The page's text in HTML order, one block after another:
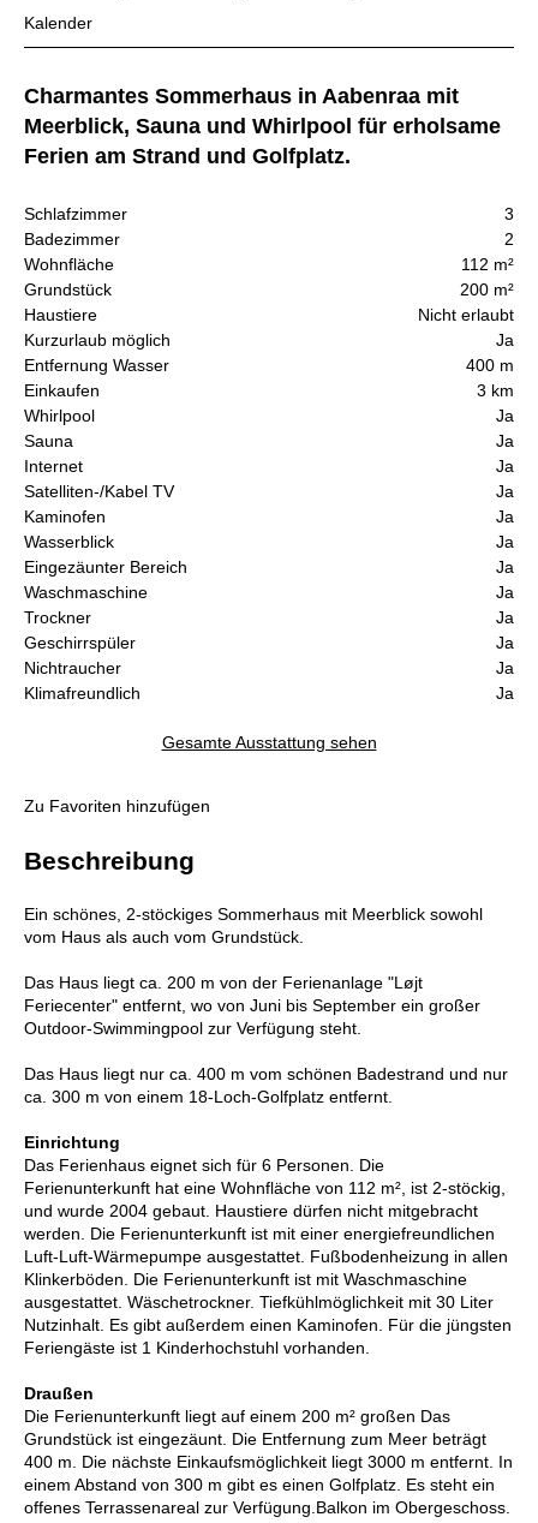
Kalender
Charmantes Sommerhaus in Aabenraa mit
Meerblick, Sauna und Whirlpool für erholsame
Ferien am Strand und Golfplatz.
Schlafzimmer
3
Badezimmer
2
Wohnfläche
112 m²
Grundstück
200 m²
Haustiere
Nicht erlaubt
Kurzurlaub möglich
Ja
Entfernung Wasser
400 m
Einkaufen
3 km
Whirlpool
Ja
Sauna
Ja
Internet
Ja
Satelliten-/Kabel TV
Ja
Kaminofen
Ja
Wasserblick
Ja
Eingezäunter Bereich
Ja
Waschmaschine
Ja
Trockner
Ja
Geschirrspüler
Ja
Nichtraucher
Ja
Klimafreundlich
Ja
Gesamte Ausstattung sehen
Zu Favoriten hinzufügen
Beschreibung
Ein schönes, 2-stöckiges Sommerhaus mit Meerblick sowohl
vom Haus als auch vom Grundstück.
Das Haus liegt ca. 200 m von der Ferienanlage "Løjt
Feriecenter" entfernt, wo von Juni bis September ein großer
Outdoor-Swimmingpool zur Verfügung steht.
Das Haus liegt nur ca. 400 m vom schönen Badestrand und nur
ca. 300 m von einem 18-Loch-Golfplatz entfernt.
Einrichtung
Das Ferienhaus eignet sich für 6 Personen. Die
Ferienunterkunft hat eine Wohnfläche von 112 m², ist 2-stöckig,
und wurde 2004 gebaut. Haustiere dürfen nicht mitgebracht
werden. Die Ferienunterkunft ist mit einer energiefreundlichen
Luft-Luft-Wärmepumpe ausgestattet. Fußbodenheizung in allen
Klinkerböden. Die Ferienunterkunft ist mit Waschmaschine
ausgestattet. Wäschetrockner. Tiefkühlmöglichkeit mit 30 Liter
Nutzinhalt. Es gibt außerdem einen Kaminofen. Für die jüngsten
Feriengäste ist 1 Kinderhochstuhl vorhanden.
Draußen
Die Ferienunterkunft liegt auf einem 200 m² großen Das
Grundstück ist eingezäunt. Die Entfernung zum Meer beträgt
400 m. Die nächste Einkaufsmöglichkeit liegt 3000 m entfernt. In
einem Abstand von 300 m gibt es einen Golfplatz. Es steht ein
offenes Terrassenareal zur Verfügung.Balkon im Obergeschoss.